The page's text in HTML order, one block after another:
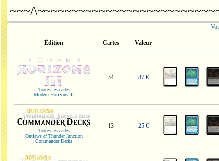
~~~/
Édition Cartes Valeur
Toutes les cartes
Modern Horizons III
54 87 €
Toutes les cartes
Outlaws of Thunder Junction
Commander Decks
13 25 €